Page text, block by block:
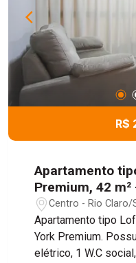
R$
Apartamento
Premium, 42
Centro - Rio Claro/
Apartamento tipo
York Premium. Possui cozinha planejada, cooktop
elétrico, 1 W.C